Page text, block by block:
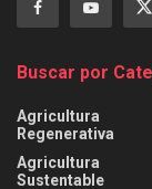
Buscar por
Agricultura
Regenerativa
Agricultura
Sustentable